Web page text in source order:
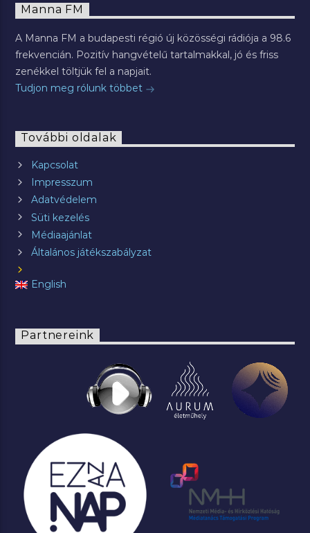
Manna FM
A Manna FM a budapesti régió új közösségi rádiója a 98.6
frekvencián. Pozitív hangvételű tartalmakkal, jó és friss
zenékkel töltjük fel a napjait.
Tudjon meg rólunk többet
További oldalak
Kapcsolat
Impresszum
Adatvédelem
Süti kezelés
Médiaajánlat
Általános játékszabályzat
English
Partnereink